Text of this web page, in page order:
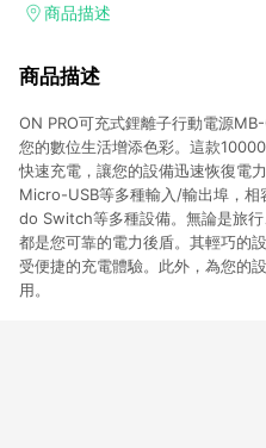
加入WOW會員告別湊免運，火箭
商品描述
商品描述
ON PRO可充式鋰離子行動電源
您的數位生活增添色彩。這款
快速充電，讓您的設備迅速恢復電
Micro-USB等多種輸入/輸出埠，
do Switch等多種設備。無論是旅
都是您可靠的電力後盾。其輕巧的
受便捷的充電體驗。此外，為您的
用。